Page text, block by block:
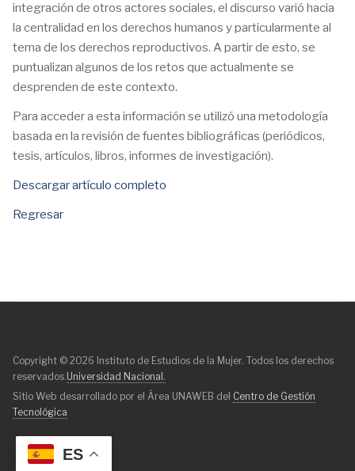
ES
integración de otros actores sociales, el discurso varió hacia
la centralidad en los derechos humanos y particularmente al
tema de los derechos reproductivos. A partir de esto, se
puntualizan algunos de los retos que actualmente se
desprenden de este contexto.
Para acceder a esta información se utilizó una metodología
basada en la revisión de fuentes bibliográficas (periódicos,
tesis, artículos, libros, informes de investigación).
Descargar artículo completo
Regresar
Copyright © 2026 Instituto de Estudios de la Mujer. Todos los derechos
reservados.Universidad Nacional.
Sitio Web desarrollado por el Área UNAWEB del Centro de Gestión
Tecnológica